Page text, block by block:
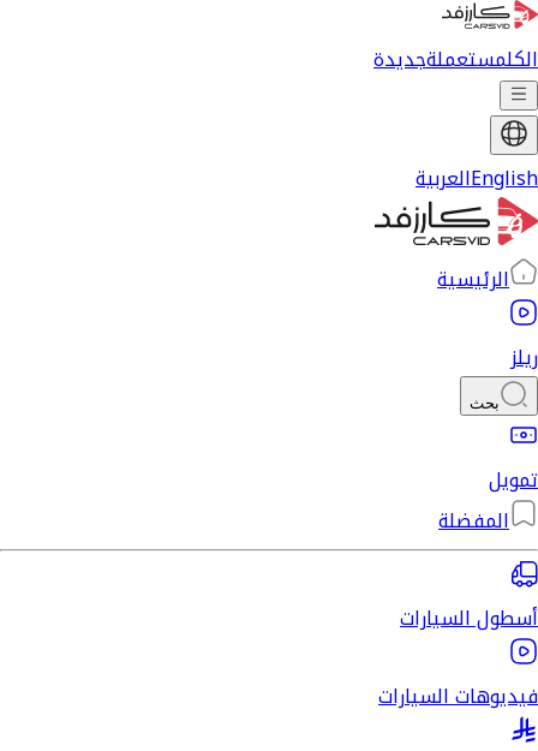
الكلمستعملةجديدة
Englishالعربية
الرئيسية
ريلز
بحث
تمويل
المفضلة
أسطول السيارات
فيديوهات السيارات